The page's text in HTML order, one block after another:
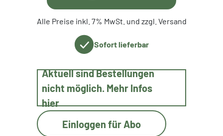
Alle Preise inkl. 7% MwSt. und zzgl. Versand
Sofort lieferbar
Aktuell sind Bestellungen
nicht möglich. Mehr Infos
hier
Einloggen für Abo